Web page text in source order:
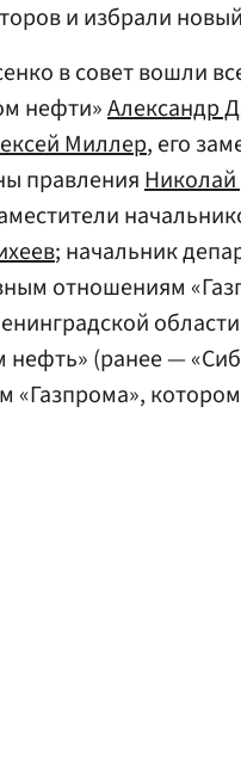
и избрали
в совет вошли
нефти»Александр
Миллер, его
правления
; начальник
отношениям
области
нефть» (ранее —
«Газпрома»,